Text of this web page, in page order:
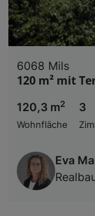
6068 Mils
120 m² mit
120,3 m2
Wohnfläche
3
Eva